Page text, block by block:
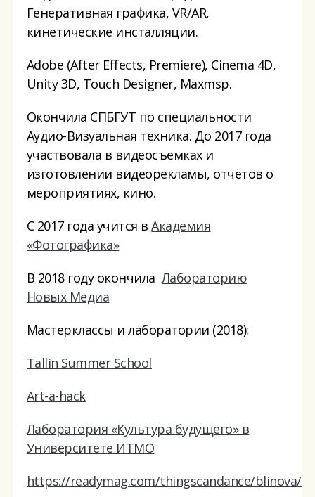
Генеративная графика, VR/AR,
кинетические инсталляции.
Adobe (After Effects, Premiere), Cinema 4D,
Unity 3D, Touch Designer, Maxmsp.
Окончила СПБГУТ по специальности
Аудио-Визуальная техника. До 2017 года
участвовала в видеосъемках и
изготовлении видеорекламы, отчетов о
мероприятиях, кино.
С 2017 года учится вАкадемия
«Фотографика»
В 2018 году окончилаЛабораторию
Новых Медиа
Мастерклассы и лаборатории (2018):
Tallin Summer School
Art-a-hack
Лаборатория «Культура будущего» в
Университете ИТМО
https://readymag.com/thingscandance/blinova/